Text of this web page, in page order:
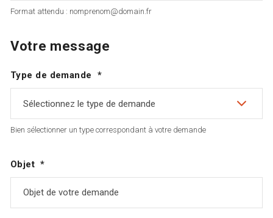
Format attendu : nomprenom@domain.fr
Votre message
Type de demande
Sélectionnez le type de demande
Bien sélectionner un type correspondant à votre demande
Objet